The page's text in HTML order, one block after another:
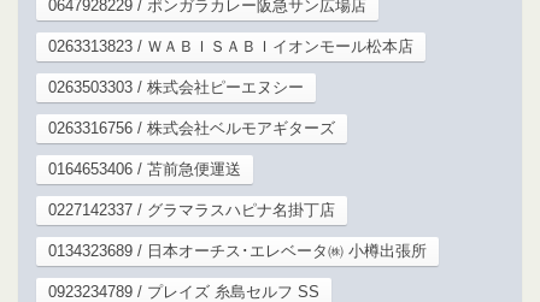
0647928229 / ポンガラカレー阪急サン広場店
0263313823 / ＷＡＢＩＳＡＢＩイオンモール松本店
0263503303 / 株式会社ピーエヌシー
0263316756 / 株式会社ベルモアギターズ
0164653406 / 苫前急便運送
0227142337 / グラマラスハピナ名掛丁店
0134323689 / 日本オーチス･エレベータ㈱ 小樽出張所
0923234789 / プレイズ 糸島セルフ SS